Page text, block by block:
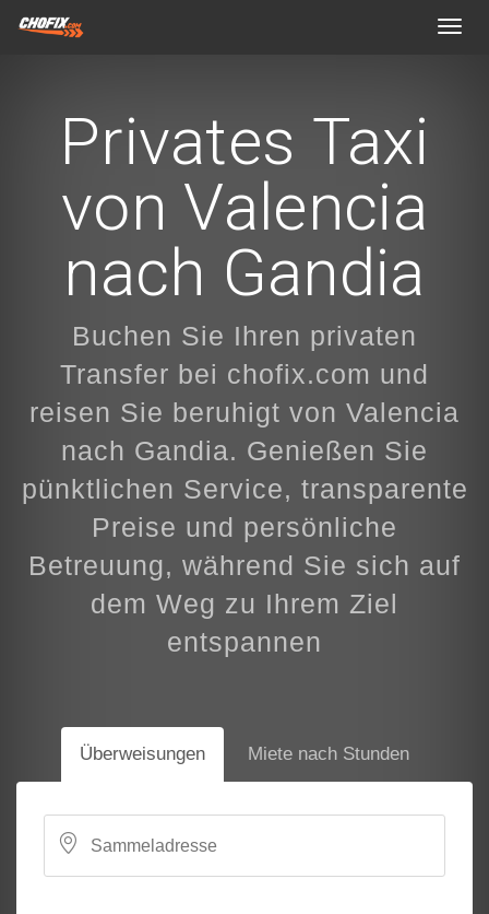
Privates Taxi
von Valencia
nach Gandia
Buchen Sie Ihren privaten
Transfer bei chofix.com und
reisen Sie beruhigt von Valencia
nach Gandia. Genießen Sie
pünktlichen Service, transparente
Preise und persönliche
Betreuung, während Sie sich auf
dem Weg zu Ihrem Ziel
entspannen
Überweisungen Miete nach Stunden